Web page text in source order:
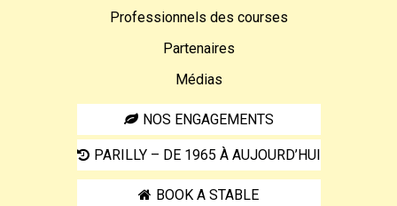
Professionnels des courses
Partenaires
Médias
NOS ENGAGEMENTS
PARILLY – DE 1965 À AUJOURD’HUI
BOOK A STABLE